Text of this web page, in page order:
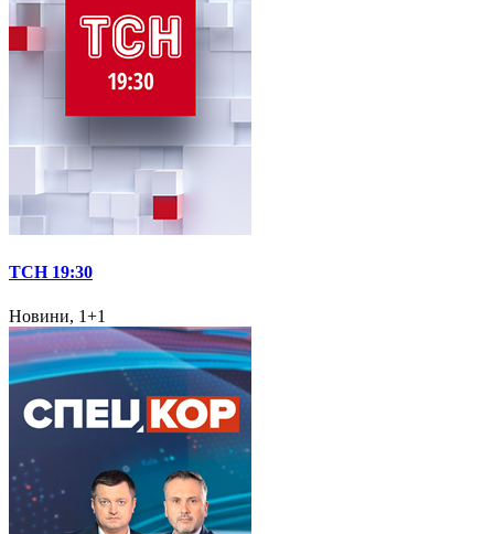
ТСН 19:30
Новини, 1+1